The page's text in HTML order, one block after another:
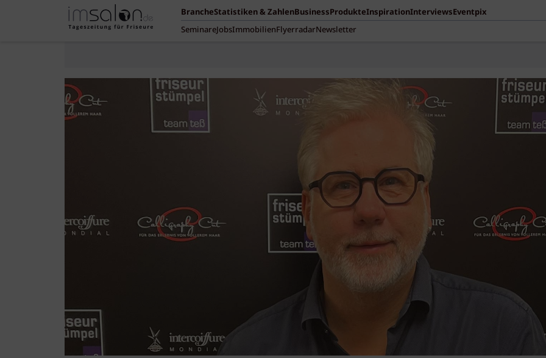
BrancheStatistiken & ZahlenBusinessProdukteInspirationInterviewsEventpix
SeminareJobsImmobilienFlyerradarNewsletter